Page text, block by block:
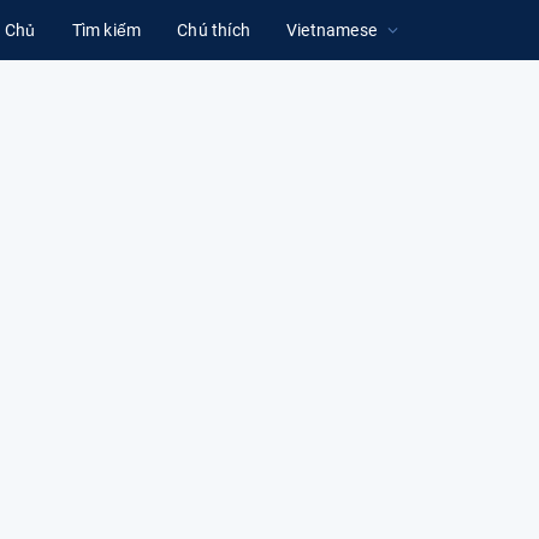
Chủ Tìm kiếm Chú thích Vietnamese